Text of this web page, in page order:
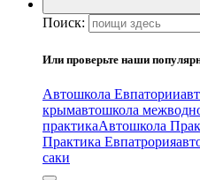
Поиск:
Или проверьте наши
Автошкола Евпатории
крымавтошкола
практикаАвтошкола
Практика Евпатрория
саки